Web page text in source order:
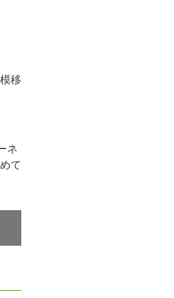
移
ネ
て